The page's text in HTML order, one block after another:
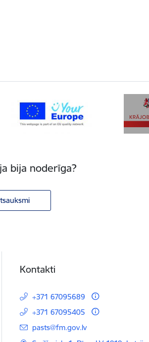
bija noderīga?
Kontakti
+371 67095689
+371 67095405
E-pasts:
pasts@fm.gov.lv